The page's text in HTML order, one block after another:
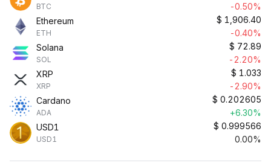
BTC
-0.50%
Ethereum
ETH
$ 1,906.40
-0.40%
Solana
SOL
$ 72.89
-2.20%
XRP
XRP
$ 1.033
-2.90%
Cardano
ADA
$ 0.202605
+6.30%
USD1
USD1
$ 0.999566
0.00%